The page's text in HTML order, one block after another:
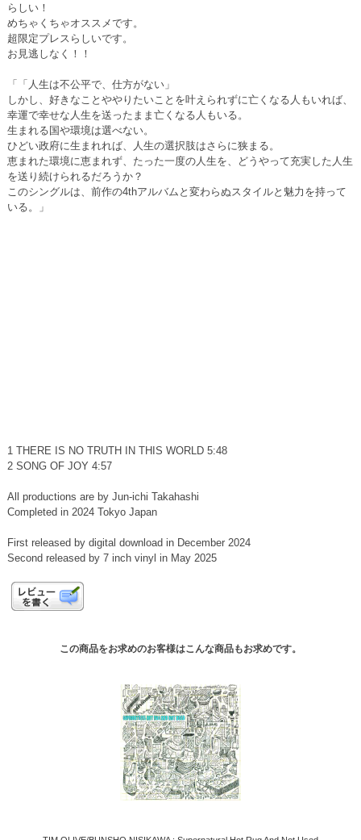
らしい！
めちゃくちゃオススメです。
超限定プレスらしいです。
お見逃しなく！！
「「人生は不公平で、仕方がない」
しかし、好きなことややりたいことを叶えられずに亡くなる人もいれば、
幸運で幸せな人生を送ったまま亡くなる人もいる。
生まれる国や環境は選べない。
ひどい政府に生まれれば、人生の選択肢はさらに狭まる。
恵まれた環境に恵まれず、たった一度の人生を、どうやって充実した人生
を送り続けられるだろうか？
このシングルは、前作の4thアルバムと変わらぬスタイルと魅力を持って
いる。」
1 THERE IS NO TRUTH IN THIS WORLD 5:48
2 SONG OF JOY 4:57
All productions are by Jun-ichi Takahashi
Completed in 2024 Tokyo Japan
First released by digital download in December 2024
Second released by 7 inch vinyl in May 2025
この商品をお求めのお客様はこんな商品もお求めです。